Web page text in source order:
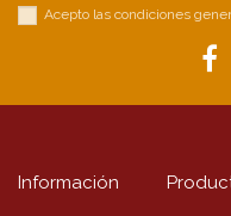
Acepto las condiciones
Información